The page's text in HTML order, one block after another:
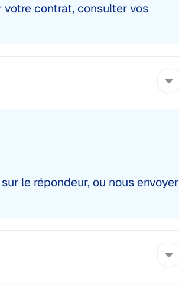
contrat, consulter vos
le répondeur, ou nous envoyer